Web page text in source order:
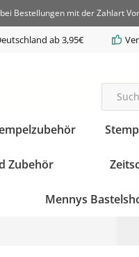
Bestellungen mit der Zahlart
ab 3,95€
Zubehör
Mennys